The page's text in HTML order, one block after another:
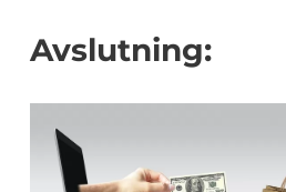
Avslutning: